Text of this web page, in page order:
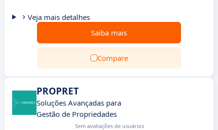
Veja mais detalhes
Saiba mais
Compare
PROPRET
Soluções Avançadas para
Gestão de Propriedades
Sem avaliações de usuários